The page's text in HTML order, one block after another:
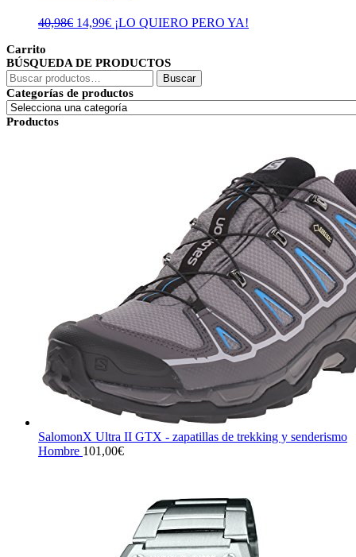
40,98€ El
era:
40,98€.
14,99€El
es:
¡LO QUIERO PERO YA!
Carrito
BÚSQUEDA DE PRODUCTOS
Buscar
por:
Buscar
Categorías de productos
Productos
SalomonX Ultra II GTX - zapatillas de trekking y senderismo
Hombre 101,00€